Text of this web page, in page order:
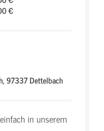
€
97337 Dettelbach
in unserem